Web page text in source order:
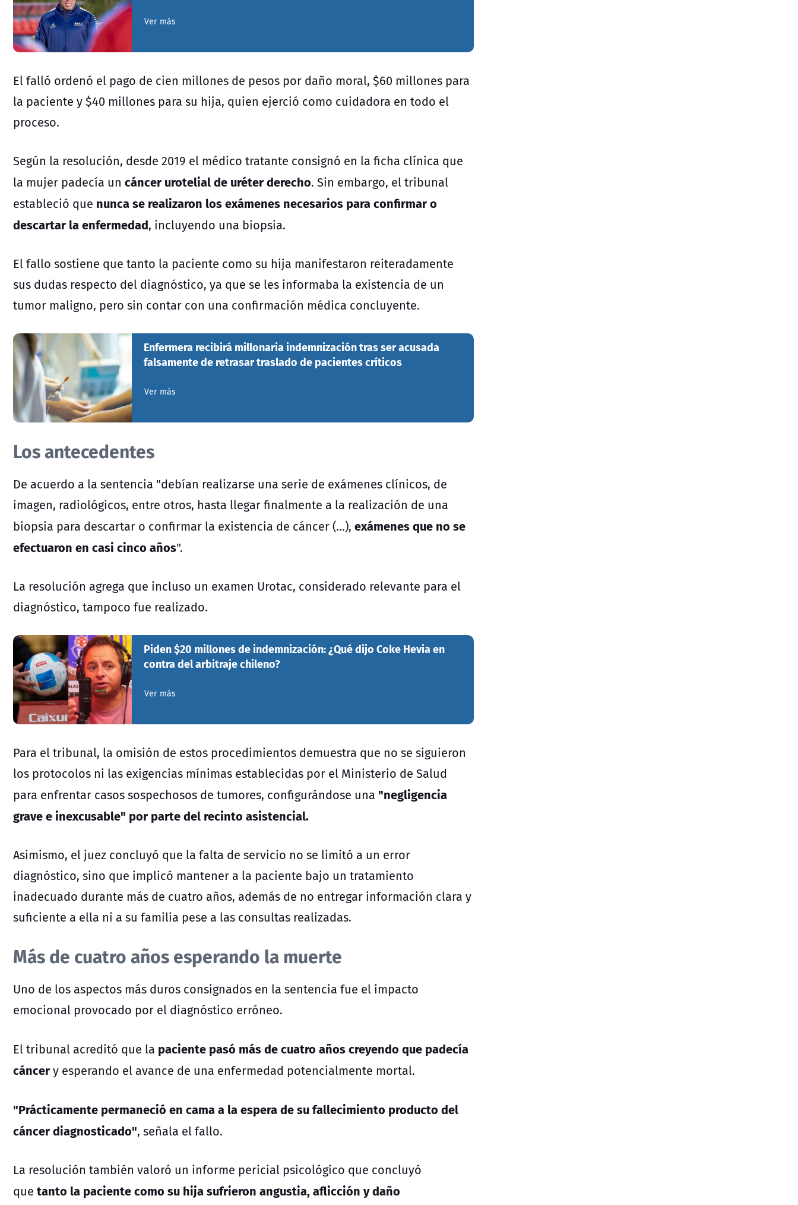
Ver más
El falló ordenó el pago de cien millones de pesos por daño moral, $60 millones para
la paciente y $40 millones para su hija, quien ejerció como cuidadora en todo el
proceso.
Según la resolución, desde 2019 el médico tratante consignó en la ficha clínica que
la mujer padecía un cáncer urotelial de uréter derecho. Sin embargo, el tribunal
estableció que nunca se realizaron los exámenes necesarios para confirmar o
descartar la enfermedad, incluyendo una biopsia.
El fallo sostiene que tanto la paciente como su hija manifestaron reiteradamente
sus dudas respecto del diagnóstico, ya que se les informaba la existencia de un
tumor maligno, pero sin contar con una confirmación médica concluyente.
Enfermera recibirá millonaria indemnización tras ser acusada
falsamente de retrasar traslado de pacientes críticos
Ver más
Los antecedentes
De acuerdo a la sentencia "debían realizarse una serie de exámenes clínicos, de
imagen, radiológicos, entre otros, hasta llegar finalmente a la realización de una
biopsia para descartar o confirmar la existencia de cáncer (...), exámenes que no se
efectuaron en casi cinco años".
La resolución agrega que incluso un examen Urotac, considerado relevante para el
diagnóstico, tampoco fue realizado.
Piden $20 millones de indemnización: ¿Qué dijo Coke Hevia en
contra del arbitraje chileno?
Ver más
Para el tribunal, la omisión de estos procedimientos demuestra que no se siguieron
los protocolos ni las exigencias mínimas establecidas por el Ministerio de Salud
para enfrentar casos sospechosos de tumores, configurándose una "negligencia
grave e inexcusable" por parte del recinto asistencial.
Asimismo, el juez concluyó que la falta de servicio no se limitó a un error
diagnóstico, sino que implicó mantener a la paciente bajo un tratamiento
inadecuado durante más de cuatro años, además de no entregar información clara y
suficiente a ella ni a su familia pese a las consultas realizadas.
Más de cuatro años esperando la muerte
Uno de los aspectos más duros consignados en la sentencia fue el impacto
emocional provocado por el diagnóstico erróneo.
El tribunal acreditó que la paciente pasó más de cuatro años creyendo que padecía
cáncery esperando el avance de una enfermedad potencialmente mortal.
"Prácticamente permaneció en cama a la espera de su fallecimiento producto del
cáncer diagnosticado", señala el fallo.
La resolución también valoró un informe pericial psicológico que concluyó
que tanto la paciente como su hija sufrieron angustia, aflicción y daño